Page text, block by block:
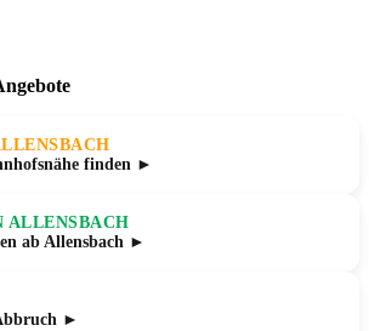
finden ►
ALLENSBACH
ab Allensbach ►
►